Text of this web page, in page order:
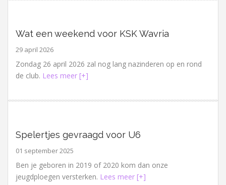
Wat een weekend voor KSK Wavria
29 april 2026
Zondag 26 april 2026 zal nog lang nazinderen op en rond
de club. Lees meer [+]
Spelertjes gevraagd voor U6
01 september 2025
Ben je geboren in 2019 of 2020 kom dan onze
jeugdploegen versterken. Lees meer [+]